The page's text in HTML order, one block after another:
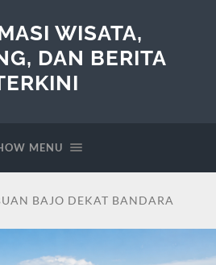
WISATA,
DAN BERITA
MENU
BAJO DEKAT BANDARA